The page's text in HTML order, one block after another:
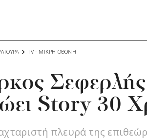
TV - MΙΚΡΗ ΟΘΟΝΗ
Story 30
πλευρά της